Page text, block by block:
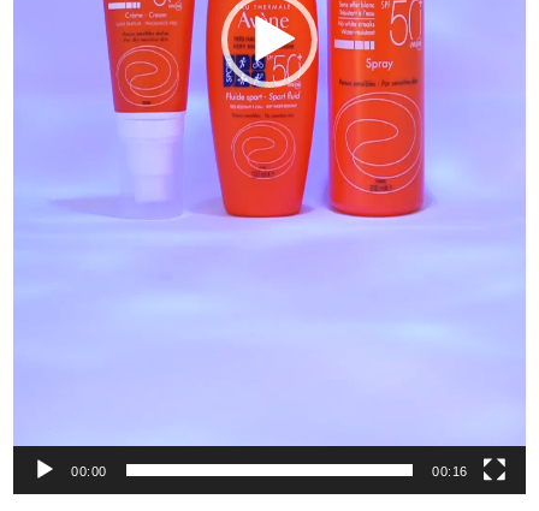
00:00 00:16